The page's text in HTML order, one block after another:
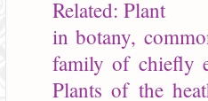
Related: Plant
in botany,
family of chiefly
Plants of the